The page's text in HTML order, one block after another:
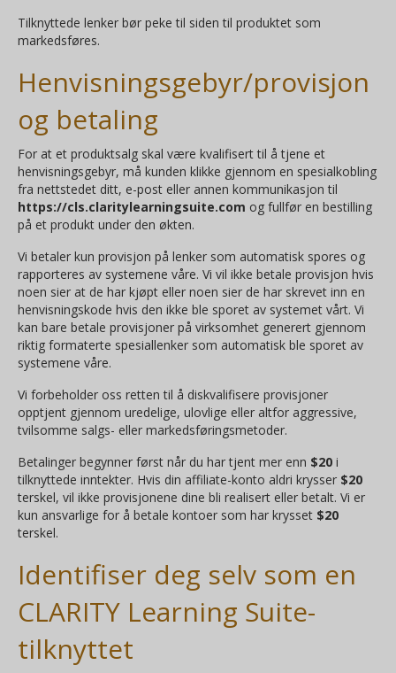
Tilknyttede lenker bør peke til siden til produktet som
markedsføres.
Henvisningsgebyr/provisjon
og betaling
For at et produktsalg skal være kvalifisert til å tjene et
henvisningsgebyr, må kunden klikke gjennom en spesialkobling
fra nettstedet ditt, e-post eller annen kommunikasjon til
https://cls.claritylearningsuite.com og fullfør en bestilling
på et produkt under den økten.
Vi betaler kun provisjon på lenker som automatisk spores og
rapporteres av systemene våre. Vi vil ikke betale provisjon hvis
noen sier at de har kjøpt eller noen sier de har skrevet inn en
henvisningskode hvis den ikke ble sporet av systemet vårt. Vi
kan bare betale provisjoner på virksomhet generert gjennom
riktig formaterte spesiallenker som automatisk ble sporet av
systemene våre.
Vi forbeholder oss retten til å diskvalifisere provisjoner
opptjent gjennom uredelige, ulovlige eller altfor aggressive,
tvilsomme salgs- eller markedsføringsmetoder.
Betalinger begynner først når du har tjent mer enn $20 i
tilknyttede inntekter. Hvis din affiliate-konto aldri krysser $20
terskel, vil ikke provisjonene dine bli realisert eller betalt. Vi er
kun ansvarlige for å betale kontoer som har krysset $20
terskel.
Identifiser deg selv som en
CLARITY Learning Suite-
tilknyttet